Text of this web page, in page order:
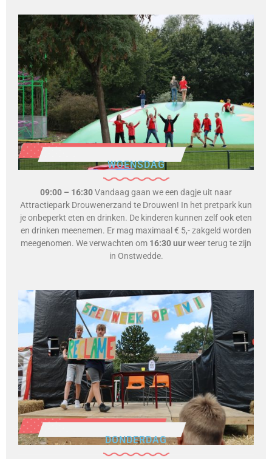
WOENSDAG
09:00 – 16:30Vandaag gaan we een dagje uit naar
Attractiepark Drouwenerzand te Drouwen! In het pretpark kun
je onbeperkt eten en drinken. De kinderen kunnen zelf ook eten
en drinken meenemen. Er mag maximaal € 5,- zakgeld worden
meegenomen. We verwachten om 16:30 uurweer terug te zijn
in Onstwedde.
DONDERDAG